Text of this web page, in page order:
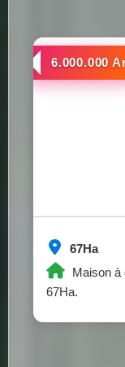
67Ha
Maison à
67Ha.
a louer
6.000.000